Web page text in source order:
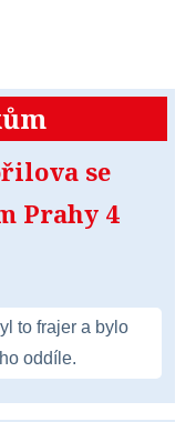
se
Prahy 4
to frajer a bylo
oddíle.